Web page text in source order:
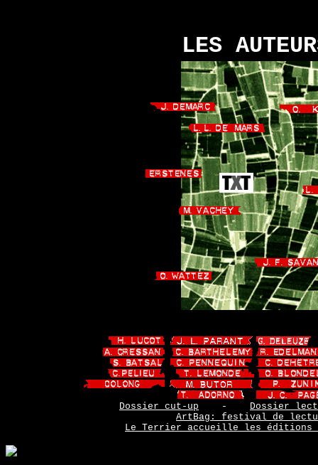
LES
Dossier cut-up - Dossier
ArtBag: festival de
Le Terrier accueille les éditions